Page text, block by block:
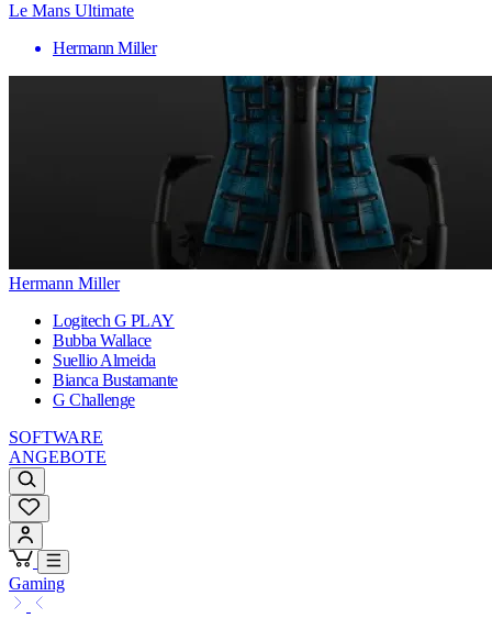
Le Mans Ultimate
Hermann Miller
Hermann Miller
Logitech G PLAY
Bubba Wallace
Suellio Almeida
Bianca Bustamante
G Challenge
SOFTWARE
ANGEBOTE
Gaming